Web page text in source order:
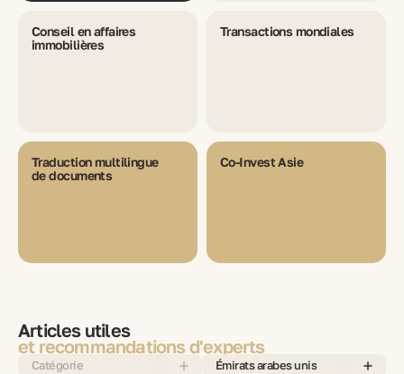
Conseil en affaires
immobilières
Transactions mondiales
Traduction multilingue
de documents
Co-Invest Asie
Articles utiles
et recommandations d'experts
Catégorie Émirats arabes unis